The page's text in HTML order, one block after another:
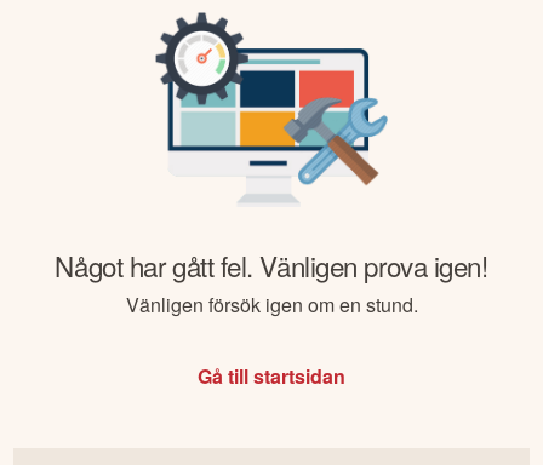
Något har gått fel. Vänligen prova igen!
Vänligen försök igen om en stund.
Gå till startsidan